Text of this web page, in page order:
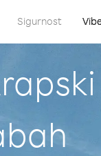
Sigurnost